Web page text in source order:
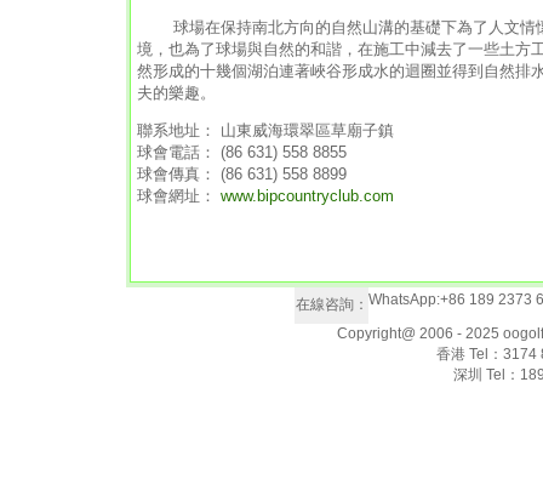
球場在保持南北方向的自然山溝的基礎下為了人文情
境，也為了球場與自然的和諧，在施工中減去了一些土方
然形成的十幾個湖泊連著峽谷形成水的迴圈並得到自然排
夫的樂趣。
聯系地址： 山東威海環翠區草廟子鎮
球會電話： (86 631) 558 8855
球會傳真： (86 631) 558 8899
球會網址： www.bipcountryclub.com